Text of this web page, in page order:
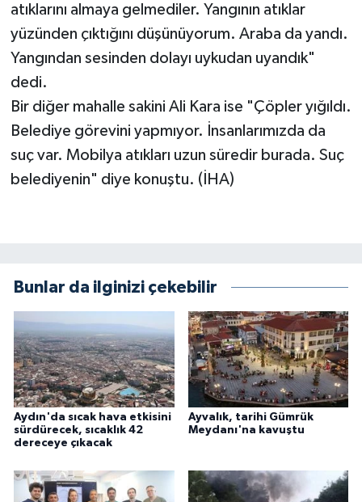
atıklarını almaya gelmediler. Yangının atıklar
yüzünden çıktığını düşünüyorum. Araba da yandı.
Yangından sesinden dolayı uykudan uyandık"
dedi.
Bir diğer mahalle sakini Ali Kara ise "Çöpler yığıldı.
Belediye görevini yapmıyor. İnsanlarımızda da
suç var. Mobilya atıkları uzun süredir burada. Suç
belediyenin" diye konuştu. (İHA)
Bunlar da ilginizi çekebilir
Aydın'da sıcak hava etkisini
sürdürecek, sıcaklık 42
dereceye çıkacak
Ayvalık, tarihi Gümrük
Meydanı'na kavuştu